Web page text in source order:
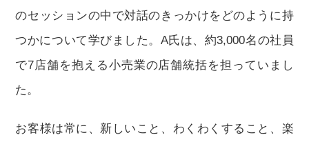
のセッションの中で対話のきっかけをどのように持
つかについて学びました。A氏は、約3,000名の社員
で7店舗を抱える小売業の店舗統括を担っていまし
た。
お客様は常に、新しいこと、わくわくすること、楽